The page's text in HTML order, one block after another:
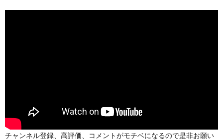
チャンネル登録、高評価、コメントがモチベになるので是非お願い